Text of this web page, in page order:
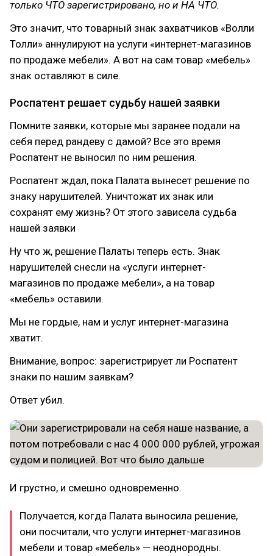
только ЧТО зарегистрировано, но и НА ЧТО.
Это значит, что товарный знак захватчиков «Волли
Толли» аннулируют на услуги «интернет-магазинов
по продаже мебели». А вот на сам товар «мебель»
знак оставляют в силе.
Роспатент решает судьбу нашей заявки
Помните заявки, которые мы заранее подали на
себя перед рандеву с дамой? Все это время
Роспатент не выносил по ним решения.
Роспатент ждал, пока Палата вынесет решение по
знаку нарушителей. Уничтожат их знак или
сохранят ему жизнь? От этого зависела судьба
нашей заявки
Ну что ж, решение Палаты теперь есть. Знак
нарушителей снесли на «услуги интернет-
магазинов по продаже мебели», а на товар
«мебель» оставили.
Мы не гордые, нам и услуг интернет-магазина
хватит.
Внимание, вопрос: зарегистрирует ли Роспатент
знаки по нашим заявкам?
Ответ убил.
И грустно, и смешно одновременно.
Получается, когда Палата выносила решение,
они посчитали, что услуги интернет-магазинов
мебели и товар «мебель» — неоднородны.